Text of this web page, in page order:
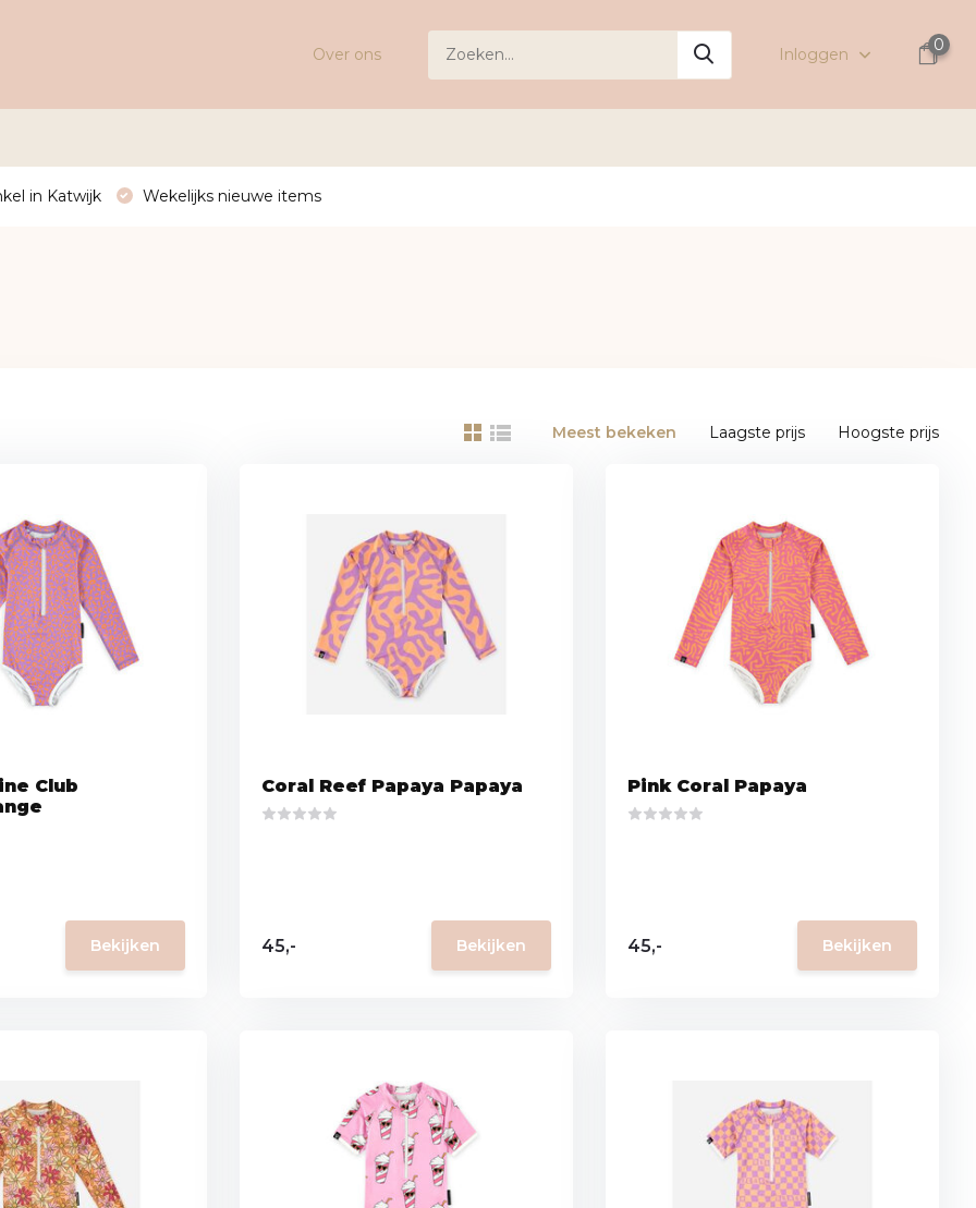
Over ons Inloggen
0
in Katwijk Wekelijks nieuwe items
Meest bekeken Laagste prijs Hoogste prijs
Club
Bekijken
Coral Reef Papaya Papaya
45,- Bekijken
Pink Coral Papaya
45,- Bekijken